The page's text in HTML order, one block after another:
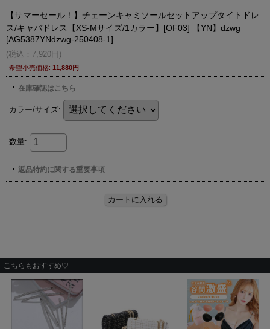
こちらもおすすめ♡